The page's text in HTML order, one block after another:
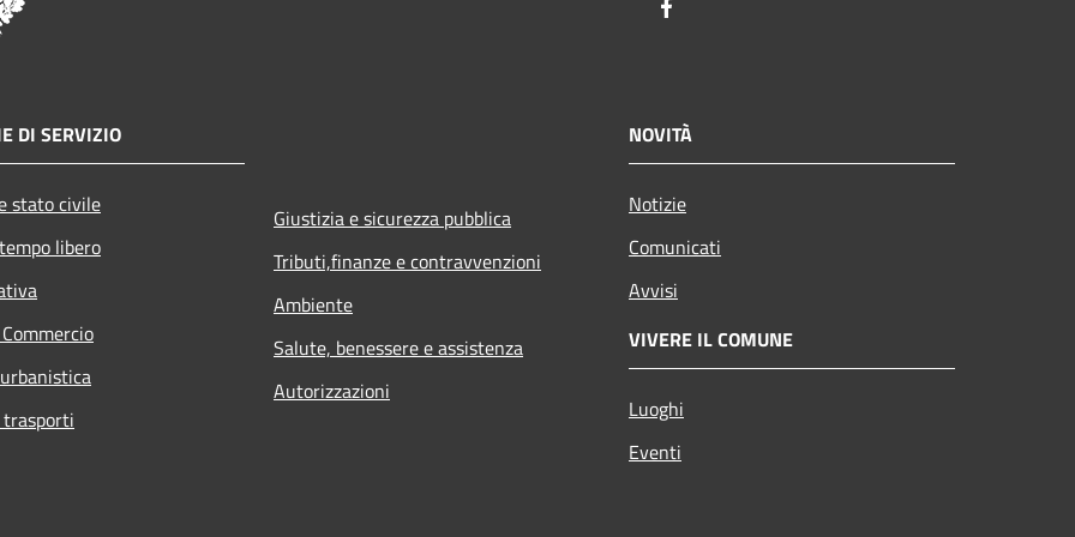
DI SERVIZIO
stato civile
libero
Giustizia e sicurezza pubblica
Tributi,finanze e contravvenzioni
Ambiente
Salute, benessere e assistenza
Autorizzazioni
NOVITÀ
Notizie
Comunicati
Avvisi
VIVERE IL COMUNE
Luoghi
Eventi